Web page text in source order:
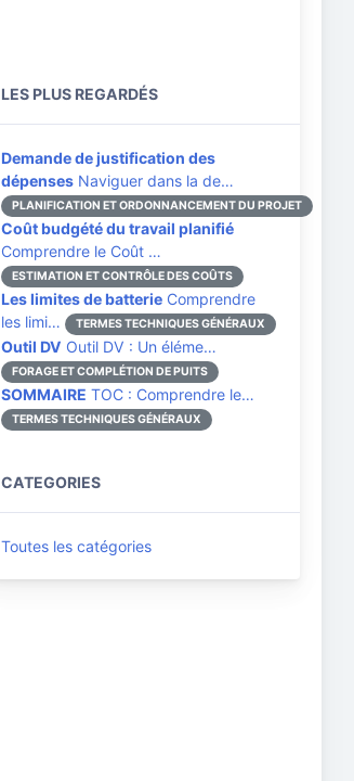
LES PLUS REGARDÉS
Demande de justification des
dépenses Naviguer dans la de…
PLANIFICATION ET ORDONNANCEMENT DU PROJET
Coût budgété du travail planifié
Comprendre le Coût …
ESTIMATION ET CONTRÔLE DES COÛTS
Les limites de batterie Comprendre
les limi…
TERMES TECHNIQUES GÉNÉRAUX
Outil DV Outil DV : Un éléme…
FORAGE ET COMPLÉTION DE PUITS
SOMMAIRE TOC : Comprendre le…
TERMES TECHNIQUES GÉNÉRAUX
CATEGORIES
Toutes les catégories